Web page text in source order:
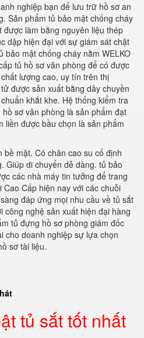
nghiệp bạn để lưu trữ hồ sơ an
Sản phẩm tủ bảo mật chống cháy
được làm bằng nguyên liệu thép
dập hiện đại với sự giám sát chặt
bảo mật chống cháy nằm WELKO
tủ hồ sơ văn phòng để có được
lượng cao, uy tín trên thị
được sản xuất bằng dây chuyền
khắt khe. Hệ thống kiểm tra
sơ văn phòng là sản phẩm đạt
liền được bầu chọn là sản phẩm
mặt. Có chân cao su cố định
Giúp di chuyển dễ dàng. tủ bảo
các nhà máy tin tưởng để trang
Cấp hiện nay với các chuỗi
đáp ứng mọi nhu cầu về tủ sắt
công nghệ sản xuất hiện đại hàng
tủ đựng hồ sơ phòng giám đốc
cho doanh nghiệp sự lựa chọn
sơ tài liệu.
tủ sắt tốt nhất